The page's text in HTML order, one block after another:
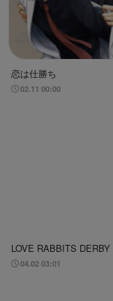
恋は仕勝ち
02.11 00:00
LOVE RABBITS DERBY
04.02 03:01